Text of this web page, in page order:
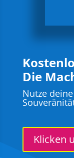
Die
Nutze
Klicken